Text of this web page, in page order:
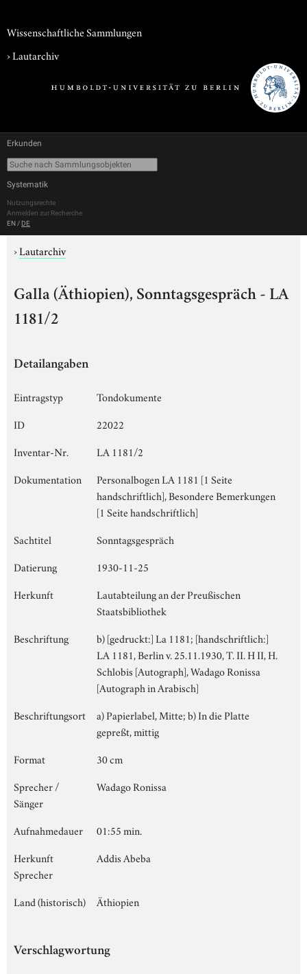
Wissenschaftliche Sammlungen
›Lautarchiv
Erkunden
Systematik
Nutzungsrechte
Anmelden zur Recherche
EN / DE
›Lautarchiv
Galla (Äthiopien), Sonntagsgespräch - LA
1181/2
Detailangaben
Eintragstyp
Tondokumente
ID
22022
Inventar-Nr.
LA 1181/2
Dokumentation
Personalbogen LA 1181 [1 Seite
handschriftlich], Besondere Bemerkungen
[1 Seite handschriftlich]
Sachtitel
Sonntagsgespräch
Datierung
1930-11-25
Herkunft
Lautabteilung an der Preußischen
Staatsbibliothek
Beschriftung
b) [gedruckt:] La 1181; [handschriftlich:]
LA 1181, Berlin v. 25.11.1930, T. II. H II, H.
Schlobis [Autograph], Wadago Ronissa
[Autograph in Arabisch]
Beschriftungsort
a) Papierlabel, Mitte; b) In die Platte
gepreßt, mittig
Format
30 cm
Sprecher /
Sänger
Wadago Ronissa
Aufnahmedauer
01:55 min.
Herkunft
Sprecher
Addis Abeba
Land (historisch) Äthiopien
Verschlagwortung